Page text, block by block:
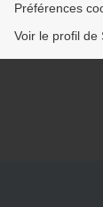
Préférences
Voir le profil de